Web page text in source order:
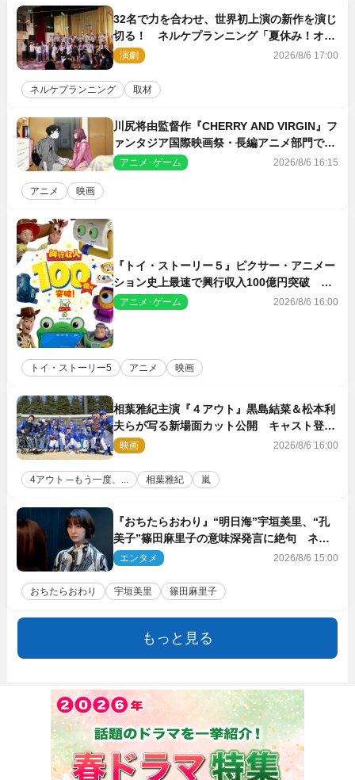
32名で力を合わせ、世界初上演の新作を演じ
切る！ ネルケプランニング「夏休み！オ
ン・ワークショップ2026」レポート【最終
日】
演劇 2026/8/6 17:00
ネルケプランニング 取材
川尻将由監督作『CHERRY AND VIRGIN』フ
ァンタジア国際映画祭・長編アニメ部門で観
客賞・金賞受賞！
アニメ･ゲーム 2026/8/6 16:15
アニメ 映画
『トイ・ストーリー５』ピクサー・アニメー
ション史上最速で興行収入100億円突破 シ
リーズNo.1興収が目前
アニメ･ゲーム 2026/8/6 16:00
トイ・ストーリー5 アニメ 映画
相葉雅紀主演『４アウト』黒島結菜＆松本利
夫らが写る新場面カット公開 キャスト登壇
イベントも決定
映画 2026/8/6 16:00
4アウト ─もう一度、... 相葉雅紀 嵐
『おちたらおわり』“明日海”宇垣美里、“孔
美子”篠田麻里子の意味深発言に絶句 ネッ
ト驚き「まさか」「意外な展開」
エンタメ 2026/8/6 15:00
おちたらおわり 宇垣美里 篠田麻里子
もっと見る